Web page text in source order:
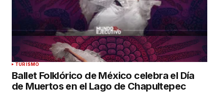
TURISMO
Ballet Folklórico de México celebra el Día
de Muertos en el Lago de Chapultepec